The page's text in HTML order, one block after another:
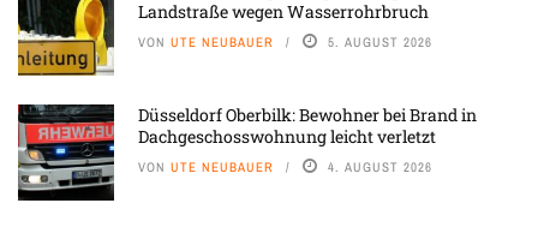
Landstraße wegen Wasserrohrbruch
VON UTE NEUBAUER 5. AUGUST 2026
Düsseldorf Oberbilk: Bewohner bei Brand in
Dachgeschosswohnung leicht verletzt
VON UTE NEUBAUER 4. AUGUST 2026